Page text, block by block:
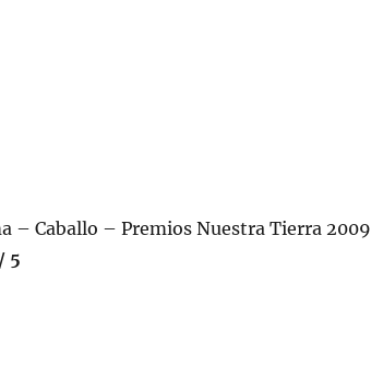
– Caballo – Premios Nuestra Tierra 2009
5